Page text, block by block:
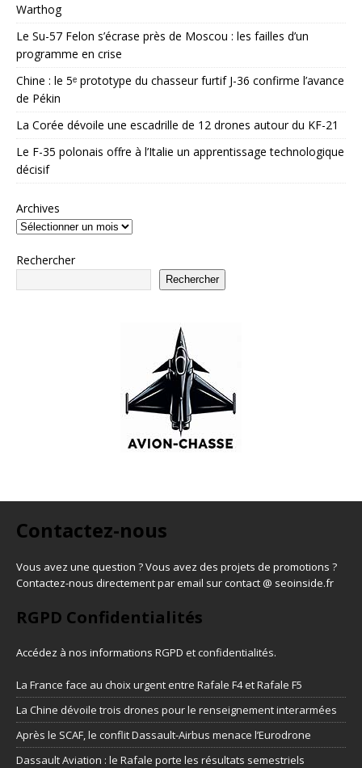
Warthog
Le Su-57 Felon s’écrase près de Moscou : les failles d’un
programme en crise
Chine : le 5ᵉ prototype du chasseur furtif J-36 confirme l’avance
de Pékin
La Corée dévoile une escadrille de 12 drones autour du KF-21
Le F-35 polonais offre à l’Italie un apprentissage technologique
décisif
Archives
Rechercher
Rechercher
Contactez-nous
Vous avez une question ? Vous avez des projets de promotions ?
Contactez-nous directement par email sur contact @ seoinside.fr
RGPD Confidentialités
Accédez à nos informations RGPD et confidentialités.
La France face au choix urgent entre Rafale F4 et Rafale F5
La Chine dévoile trois drones pour le renseignement interarmées
Après le SCAF, le conflit Dassault-Airbus menace l’Eurodrone
Dassault Aviation : le Rafale porte les résultats semestriels